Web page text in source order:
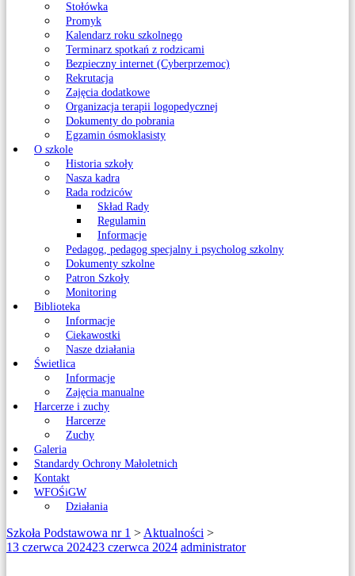
Stołówka
Promyk
Kalendarz roku szkolnego
Terminarz spotkań z rodzicami
Bezpieczny internet (Cyberprzemoc)
Rekrutacja
Zajęcia dodatkowe
Organizacja terapii logopedycznej
Dokumenty do pobrania
Egzamin ósmoklasisty
O szkole
Historia szkoły
Nasza kadra
Rada rodziców
Skład Rady
Regulamin
Informacje
Pedagog, pedagog specjalny i psycholog szkolny
Dokumenty szkolne
Patron Szkoły
Monitoring
Biblioteka
Informacje
Ciekawostki
Nasze działania
Świetlica
Informacje
Zajęcia manualne
Harcerze i zuchy
Harcerze
Zuchy
Galeria
Standardy Ochrony Małoletnich
Kontakt
WFOŚiGW
Działania
Szkoła Podstawowa nr 1 > Aktualności >
13 czerwca 202423 czerwca 2024 administrator